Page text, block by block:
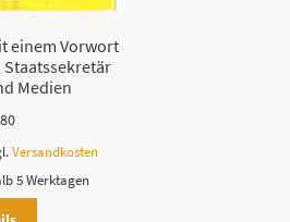
einem Vorwort
Staatssekretär
Medien
Versandkosten
5 Werktagen